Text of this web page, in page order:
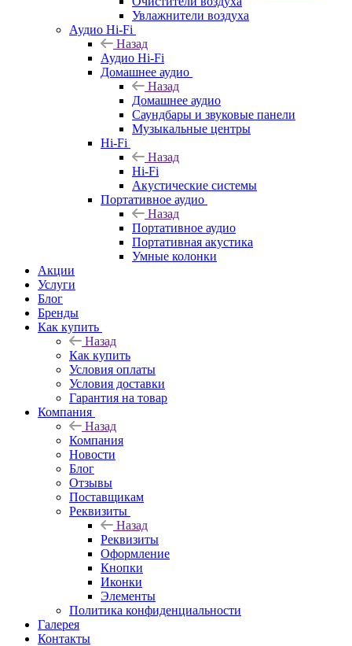
Увлажнители воздуха
Аудио Hi-Fi
Назад
Аудио Hi-Fi
Домашнее аудио
Назад
Домашнее аудио
Саундбары и звуковые панели
Музыкальные центры
Hi-Fi
Назад
Hi-Fi
Акустические системы
Портативное аудио
Назад
Портативное аудио
Портативная акустика
Умные колонки
Акции
Услуги
Блог
Бренды
Как купить
Назад
Как купить
Условия оплаты
Условия доставки
Гарантия на товар
Компания
Назад
Компания
Новости
Блог
Отзывы
Поставщикам
Реквизиты
Назад
Реквизиты
Оформление
Кнопки
Иконки
Элементы
Политика конфиденциальности
Галерея
Контакты